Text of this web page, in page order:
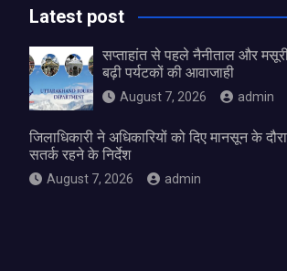
Latest post
सप्ताहांत से पहले नैनीताल और
बढ़ी पर्यटकों की आवाजाही
August 7, 2026 admin
जिलाधिकारी ने अधिकारियों को दिए मानसून के
सतर्क रहने के निर्देश
August 7, 2026 admin